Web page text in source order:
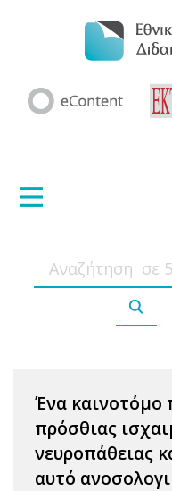
Ένα καινοτόμο
πρόσθιας
νευροπάθειας
αυτό